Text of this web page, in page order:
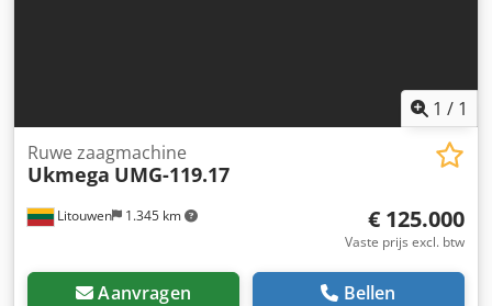
1 / 1
Litouwen 1.345 km
Ruwe zaagmachine
Ukmega UMG-119.17
€ 125.000
Vaste prijs excl. btw
Aanvragen Bellen